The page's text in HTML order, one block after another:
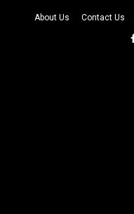
About Us Contact Us